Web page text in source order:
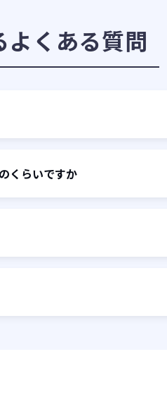
くある質問
くらいですか